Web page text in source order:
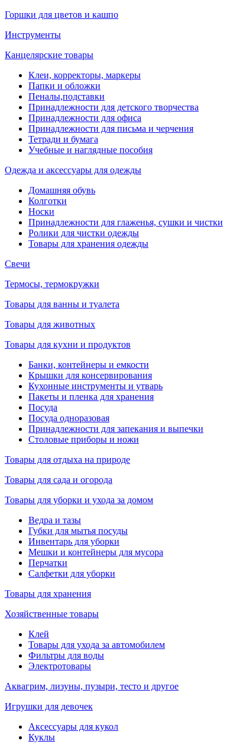
Горшки для цветов и кашпо
Инструменты
Канцелярские товары
Клеи, корректоры, маркеры
Папки и обложки
Пеналы,подставки
Принадлежности для детского творчества
Принадлежности для офиса
Принадлежности для письма и черчения
Тетради и бумага
Учебные и наглядные пособия
Одежда и аксессуары для одежды
Домашняя обувь
Колготки
Носки
Принадлежности для глаженья, сушки и чистки
Ролики для чистки одежды
Товары для хранения одежды
Свечи
Термосы, термокружки
Товары для ванны и туалета
Товары для животных
Товары для кухни и продуктов
Банки, контейнеры и емкости
Крышки для консервирования
Кухонные инструменты и утварь
Пакеты и пленка для хранения
Посуда
Посуда одноразовая
Принадлежности для запекания и выпечки
Столовые приборы и ножи
Товары для отдыха на природе
Товары для сада и огорода
Товары для уборки и ухода за домом
Ведра и тазы
Губки для мытья посуды
Инвентарь для уборки
Мешки и контейнеры для мусора
Перчатки
Салфетки для уборки
Товары для хранения
Хозяйственные товары
Клей
Товары для ухода за автомобилем
Фильтры для воды
Электротовары
Аквагрим, лизуны, пузыри, тесто и другое
Игрушки для девочек
Аксессуары для кукол
Куклы